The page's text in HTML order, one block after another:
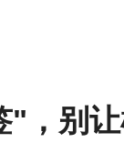
"，别